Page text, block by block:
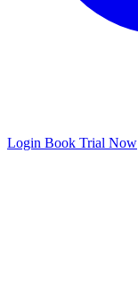
Login Book Trial Now